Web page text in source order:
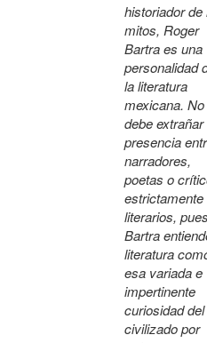
historiador de
mitos, Roger
Bartra es una
personalidad
la literatura
mexicana. No
debe
presencia
narradores,
poetas o
estrictamente
literarios,
Bartra
literatura
esa variada e
impertinente
curiosidad del
civilizado por